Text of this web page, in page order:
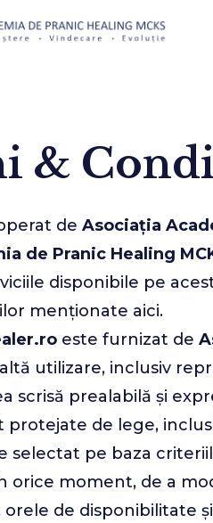
&
de Asociația
de Pranic Healing
disponibile pe
menționate aici.
este furnizat de
utilizare, inclusiv
scrisă prealabilă și
protejate de lege,
selectat pe baza
orice moment, de a
de disponibilitate